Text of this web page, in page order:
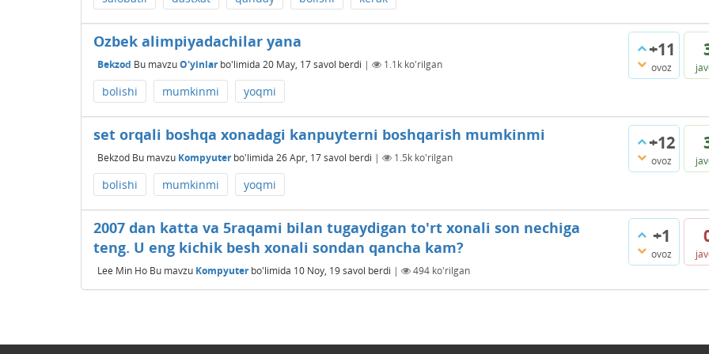
+11
ovoz
Ozbek alimpiyadachilar yana
Bekzod Bu mavzuO'yinlarbo'limida 20 May, 17savol berdi | 1.1k ko'rilgan
bolishi mumkinmi yoqmi
+12
ovoz
set orqali boshqa xonadagi kanpuyterni boshqarish mumkinmi
Bekzod Bu mavzu Kompyuterbo'limida 26 Apr, 17savol berdi | 1.5k ko'rilgan
bolishi mumkinmi yoqmi
+1
ovoz
2007 dan katta va 5raqami bilan tugaydigan to'rt xonali son nechiga
teng. U eng kichik besh xonali sondan qancha kam?
Lee Min Ho Bu mavzu Kompyuterbo'limida 10 Noy, 19savol berdi | 494 ko'rilgan